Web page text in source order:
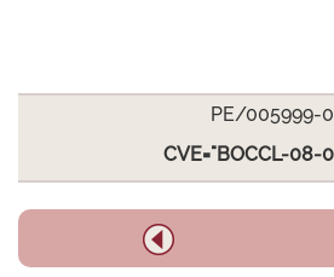
PE/005999-
CVE="BOCCL-08-